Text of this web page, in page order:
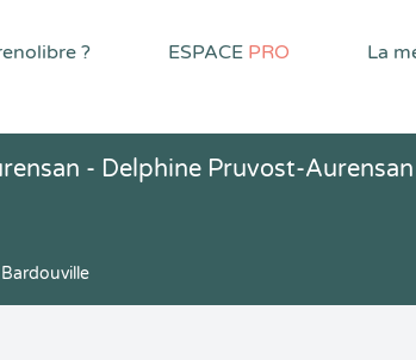
? ESPACE PRO La
- Delphine Pruvost-